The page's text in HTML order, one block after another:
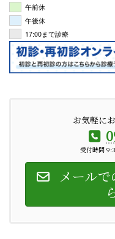
午前休
午後休
17:00まで診療
お気軽に
受付時間
メール